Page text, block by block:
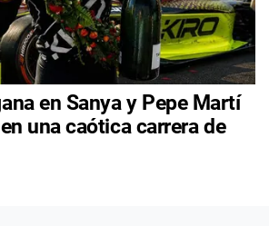
en Sanya y Pepe Martí
una caótica carrera de